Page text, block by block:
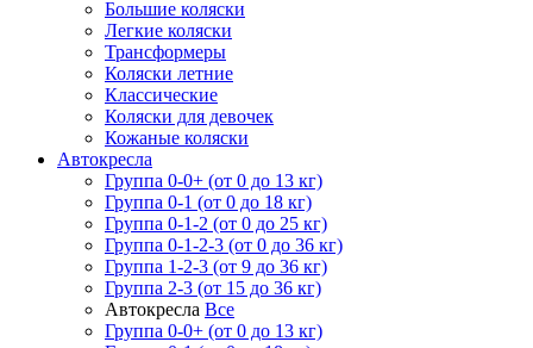
Большие коляски
Легкие коляски
Трансформеры
Коляски летние
Классические
Коляски для девочек
Кожаные коляски
Автокресла
Группа 0-0+ (от 0 до 13 кг)
Группа 0-1 (от 0 до 18 кг)
Группа 0-1-2 (от 0 до 25 кг)
Группа 0-1-2-3 (от 0 до 36 кг)
Группа 1-2-3 (от 9 до 36 кг)
Группа 2-3 (от 15 до 36 кг)
Автокресла Все
Группа 0-0+ (от 0 до 13 кг)